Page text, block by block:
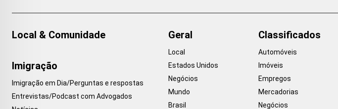
Local & Comunidade
Imigração
Imigração em Dia/Perguntas e respostas
Entrevistas/Podcast com Advogados
Geral
Local
Estados Unidos
Negócios
Mundo
Brasil
Classificados
Automóveis
Imóveis
Empregos
Mercadorias
Negócios